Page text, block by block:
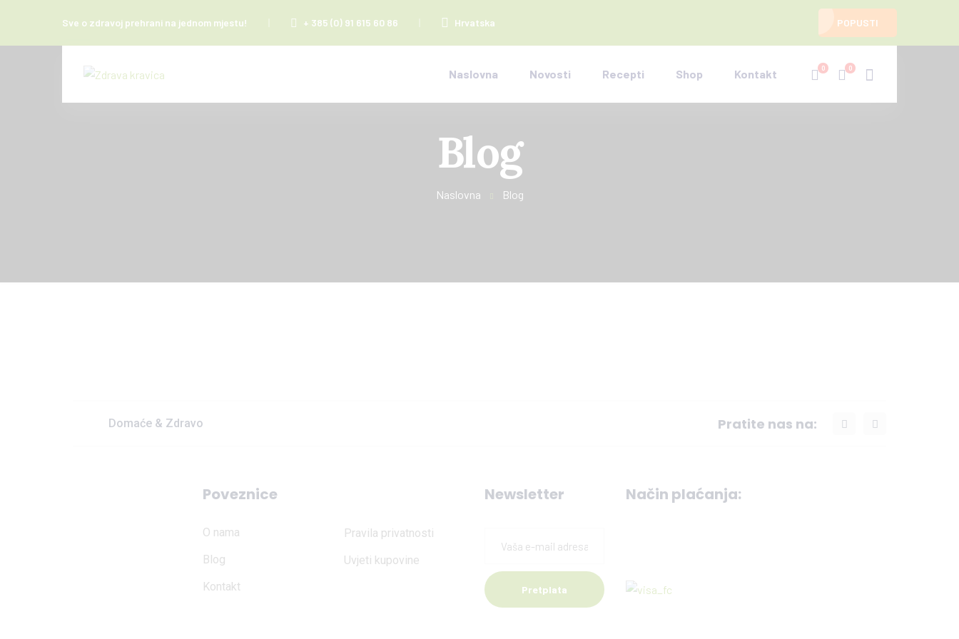
Sve o zdravoj prehrani na jednom mjestu! + 385 (0) 91 615 60 86 Hrvatska POPUSTI
Naslovna Novosti Recepti Shop Kontakt 0 0
Blog
Naslovna Blog
Domaće & Zdravo Pratite nas na:
Poveznice
O nama
Blog
Kontakt
Pravila privatnosti
Uvjeti kupovine
Newsletter Način plaćanja: